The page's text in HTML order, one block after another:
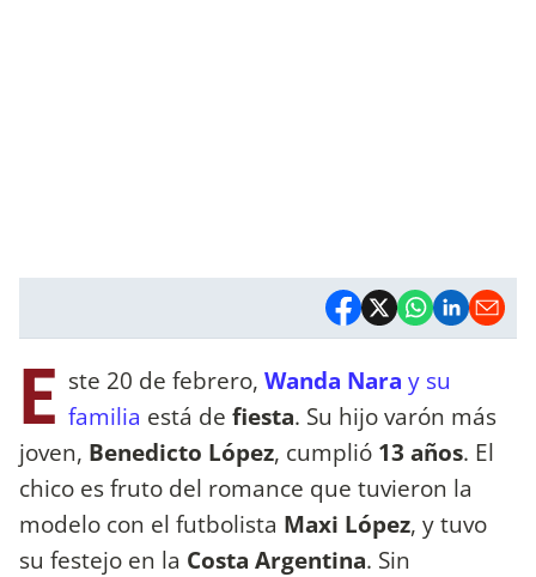
E ste 20 de febrero, Wanda Nara y su
familia está de fiesta. Su hijo varón más
joven, Benedicto López, cumplió 13 años. El
chico es fruto del romance que tuvieron la
modelo con el futbolista Maxi López, y tuvo
su festejo en la Costa Argentina. Sin